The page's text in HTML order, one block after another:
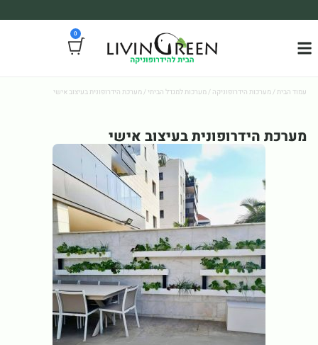
*בהתאם להגבלת גודל ומשקל
0
עמוד הבית/ מערכות הידרופוניקה / מערכות למגדל הביתי/ מערכת הידרופונית בעיצוב אישי
מערכת הידרופונית בעיצוב אישי